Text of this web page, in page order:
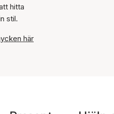
hitta
stil.
här